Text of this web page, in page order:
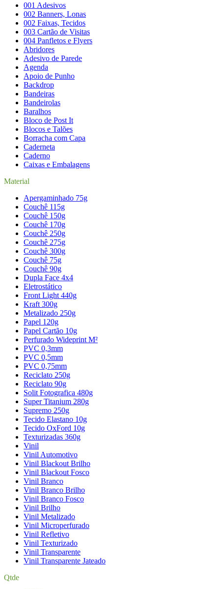
001 Adesivos
002 Banners, Lonas
002 Faixas, Tecidos
003 Cartão de Visitas
004 Panfletos e Flyers
Abridores
Adesivo de Parede
Agenda
Apoio de Punho
Backdrop
Bandeiras
Bandeirolas
Baralhos
Bloco de Post It
Blocos e Talões
Borracha com Capa
Caderneta
Caderno
Caixas e Embalagens
Material
Apergaminhado 75g
Couchê 115g
Couchê 150g
Couchê 170g
Couchê 250g
Couchê 275g
Couchê 300g
Couchê 75g
Couchê 90g
Dupla Face 4x4
Eletrostático
Front Light 440g
Kraft 300g
Metalizado 250g
Papel 120g
Papel Cartão 10g
Perfurado Wideprint M²
PVC 0,3mm
PVC 0,5mm
PVC 0,75mm
Reciclato 250g
Reciclato 90g
Solit Fotografica 480g
Super Titanium 280g
Supremo 250g
Tecido Elastano 10g
Tecido OxFord 10g
Texturizadas 360g
Vinil
Vinil Automotivo
Vinil Blackout Brilho
Vinil Blackout Fosco
Vinil Branco
Vinil Branco Brilho
Vinil Branco Fosco
Vinil Brilho
Vinil Metalizado
Vinil Microperfurado
Vinil Refletivo
Vinil Texturizado
Vinil Transparente
Vinil Transparente Jateado
Qtde